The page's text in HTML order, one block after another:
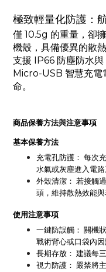
極致輕量化防護：
僅 10.5g 的重量，卻
機殼，具備優異的散
支援 IP66 防塵防水
Micro-USB 智慧充電
命。
商品保養方法與注意事項
基本保養方法
充電孔防護： 每次
水氣或灰塵進入電路
外殼清潔： 若接觸
頭，維持散熱效能與
使用注意事項
一鍵防誤觸： 關機
戰術背心或口袋內因
長期存放： 建議每
視力防護： 嚴禁將